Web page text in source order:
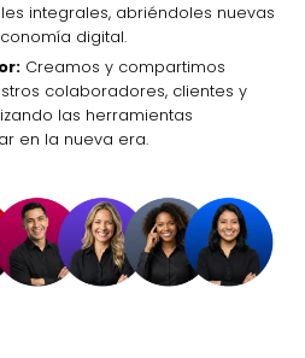
integrales, abriéndoles nuevas
digital.
Creamos y compartimos
colaboradores, clientes y
las herramientas
en la nueva era.